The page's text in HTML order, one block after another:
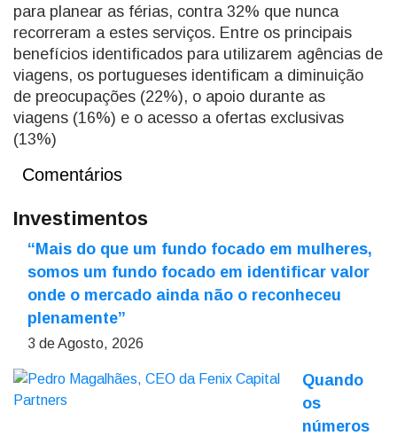
para planear as férias, contra 32% que nunca
recorreram a estes serviços. Entre os principais
benefícios identificados para utilizarem agências de
viagens, os portugueses identificam a diminuição
de preocupações (22%), o apoio durante as
viagens (16%) e o acesso a ofertas exclusivas
(13%)
Comentários
Investimentos
“Mais do que um fundo focado em mulheres,
somos um fundo focado em identificar valor
onde o mercado ainda não o reconheceu
plenamente”
3 de Agosto, 2026
Quando
os
números